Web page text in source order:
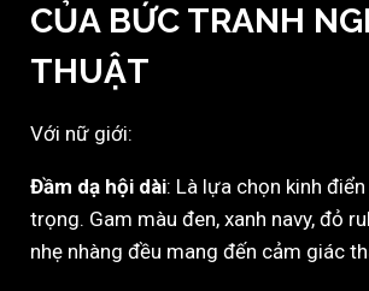
CỦA BỨC TRANH
THUẬT
Với nữ giới:
Đầm dạ hội dài: Là lựa chọn kinh
trọng. Gam màu đen, xanh navy, đỏ
nhẹ nhàng đều mang đến cảm giác